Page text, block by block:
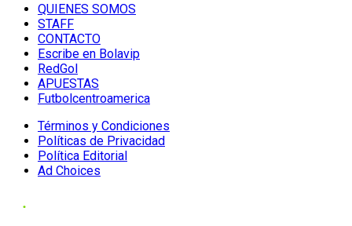
QUIENES SOMOS
STAFF
CONTACTO
Escribe en Bolavip
RedGol
APUESTAS
Futbolcentroamerica
Términos y Condiciones
Políticas de Privacidad
Política Editorial
Ad Choices